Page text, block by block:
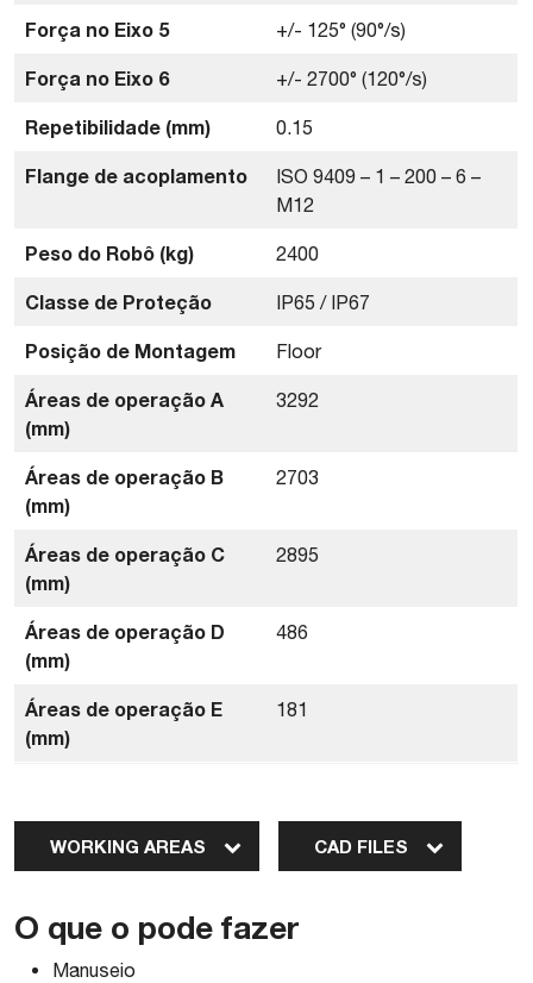
Força no Eixo 5 +/- 125° (90°/s)
Força no Eixo 6 +/- 2700° (120°/s)
Repetibilidade (mm) 0.15
Flange de acoplamento
ISO 9409 – 1 – 200 – 6 –
M12
Peso do Robô (kg) 2400
Classe de Proteção IP65 / IP67
Posição de Montagem Floor
Áreas de operação A
(mm)
3292
Áreas de operação B
(mm)
2703
Áreas de operação C
(mm)
2895
Áreas de operação D
(mm)
486
Áreas de operação E
(mm)
181
WORKING AREAS CAD FILES
O que o pode fazer
Manuseio